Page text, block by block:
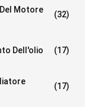
Motore
(32)
Dell'olio
(17)
(17)